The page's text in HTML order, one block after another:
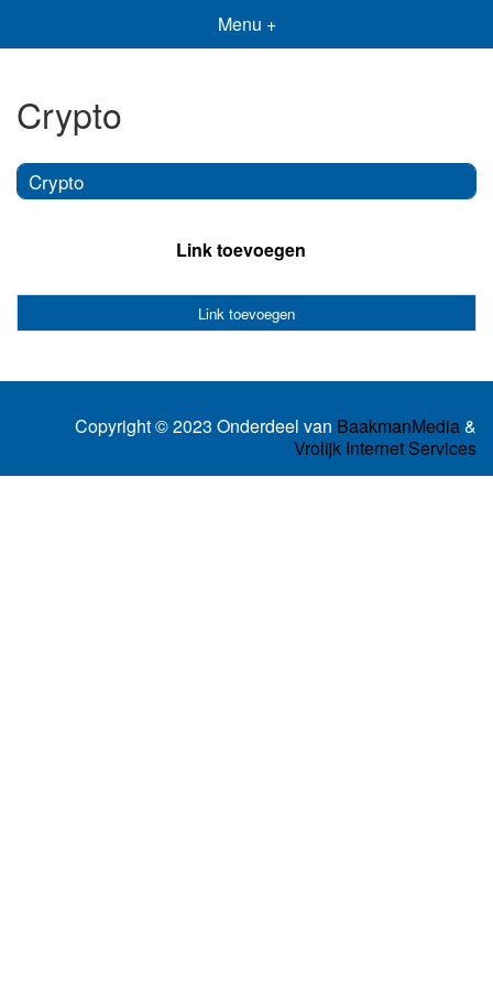
Menu +
Crypto
Crypto
Link toevoegen
Link toevoegen
Copyright © 2023 Onderdeel van BaakmanMedia&
Vrolijk Internet Services